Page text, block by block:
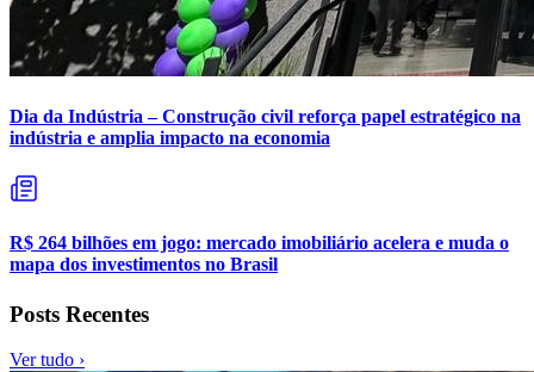
Dia da Indústria – Construção civil reforça papel estratégico na
indústria e amplia impacto na economia
R$ 264 bilhões em jogo: mercado imobiliário acelera e muda o
mapa dos investimentos no Brasil
Posts Recentes
Ver tudo ›